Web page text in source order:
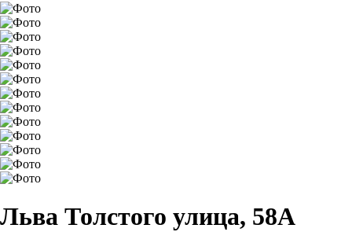
Льва Толстого улица, 58А